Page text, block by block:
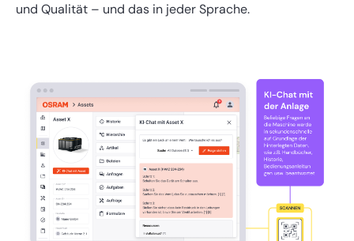
und Qualität – und das in jeder Sprache.